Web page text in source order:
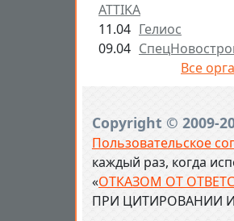
ATTIKA
11.04 Гелиос
09.04
Все
Copyright © 2009-
Пользовательское
каждый раз, когда
«ОТКАЗОМ ОТ
ПРИ ЦИТИРОВАНИИ